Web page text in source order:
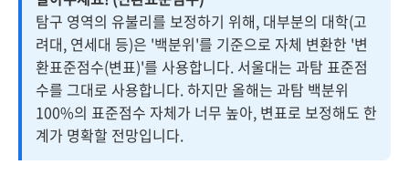
탐구 영역의 유불리를 보정하기 위해, 대부분의 대학(고
려대, 연세대 등)은 '백분위'를 기준으로 자체 변환한 '변
환표준점수(변표)'를 사용합니다. 서울대는 과탐 표준점
수를 그대로 사용합니다. 하지만 올해는 과탐 백분위
100%의 표준점수 자체가 너무 높아, 변표로 보정해도 한
계가 명확할 전망입니다.